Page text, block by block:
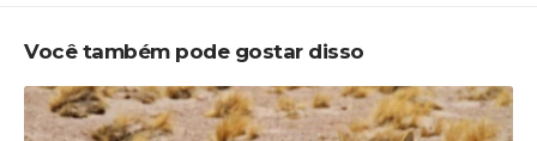
Você também pode gostar disso